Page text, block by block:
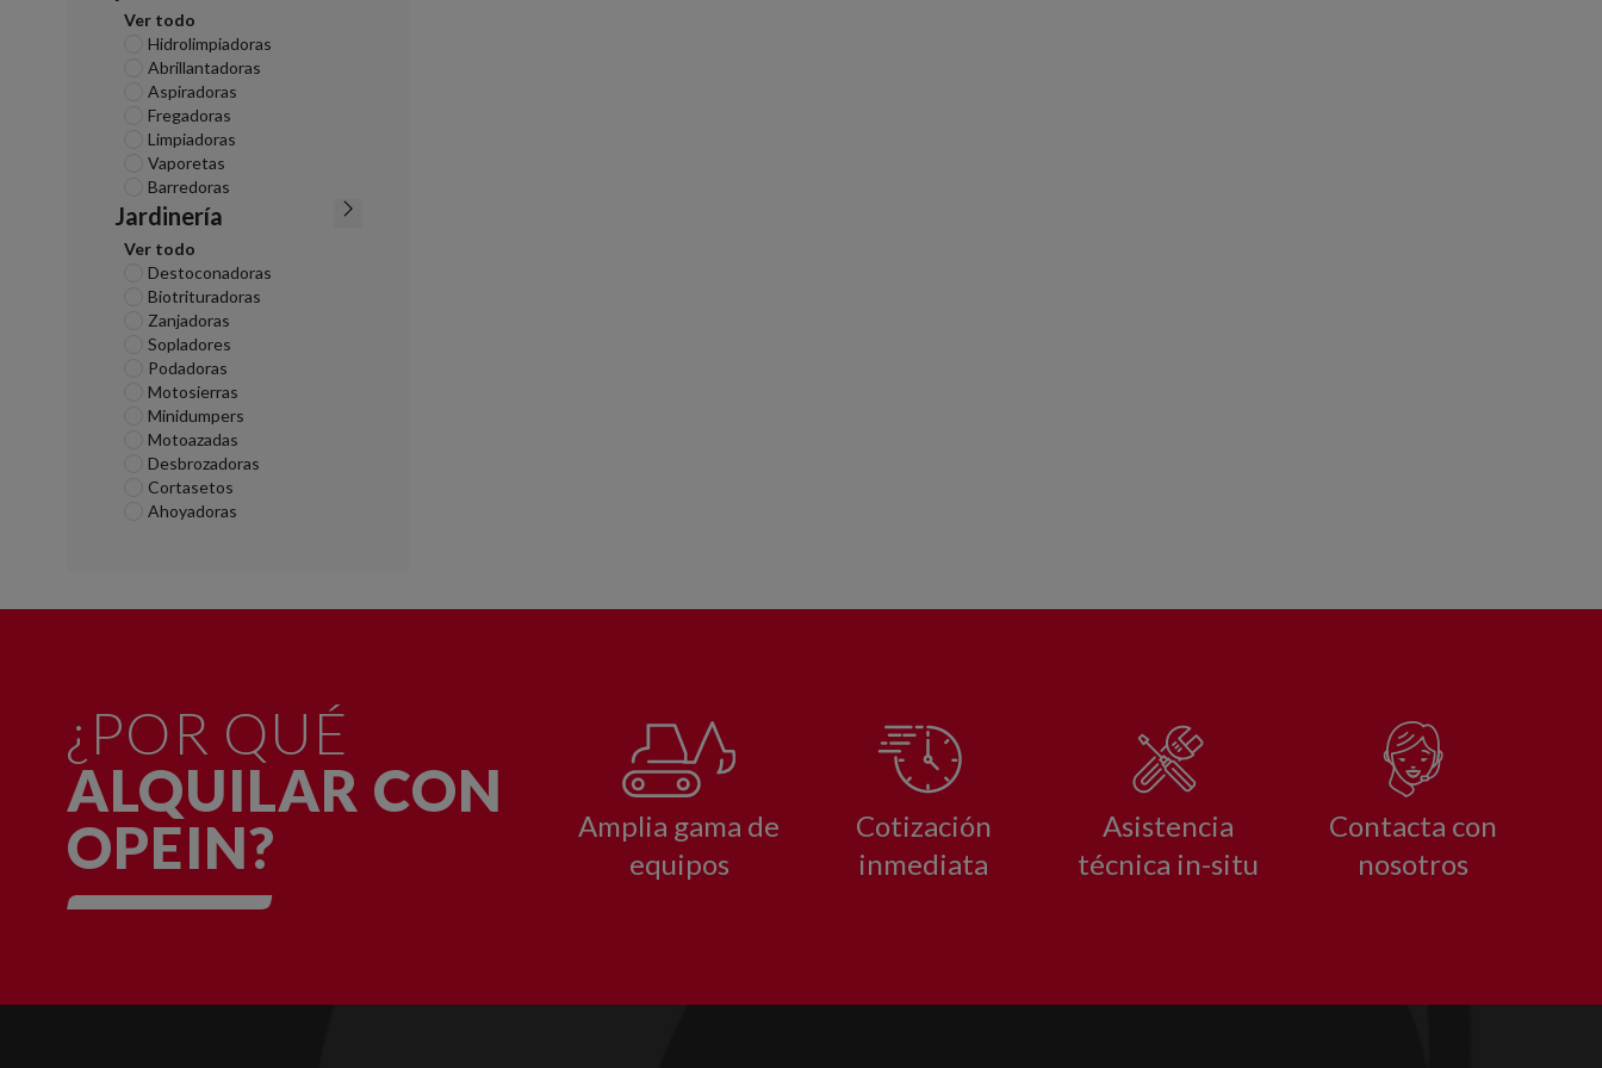
Ver todo
Hidrolimpiadoras
Abrillantadoras
Aspiradoras
Fregadoras
Limpiadoras
Vaporetas
Barredoras
Jardinería
Ver todo
Destoconadoras
Biotrituradoras
Zanjadoras
Sopladores
Podadoras
Motosierras
Minidumpers
Motoazadas
Desbrozadoras
Cortasetos
Ahoyadoras
¿POR QUÉ
ALQUILAR CON
OPEIN?
Amplia gama de
equipos
Cotización
inmediata
Asistencia
técnica in-situ
Contacta con
nosotros